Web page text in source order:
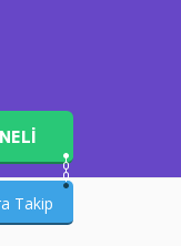
Takip